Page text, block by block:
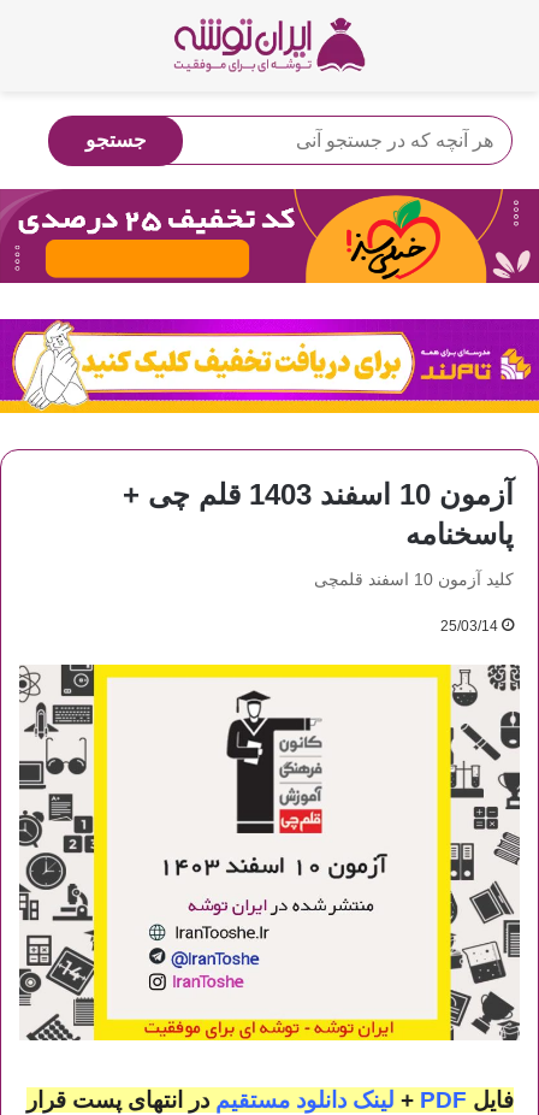
آزمون 10 اسفند 1403 قلم چی +
پاسخنامه
کلید آزمون 10 اسفند قلمچی
25/03/14
فایل PDF
+ لینک دانلود مستقیم در انتهای پست قرار